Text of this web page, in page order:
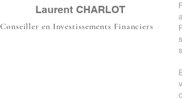
Laurent CHARLOT
Conseiller en Investissements Financiers